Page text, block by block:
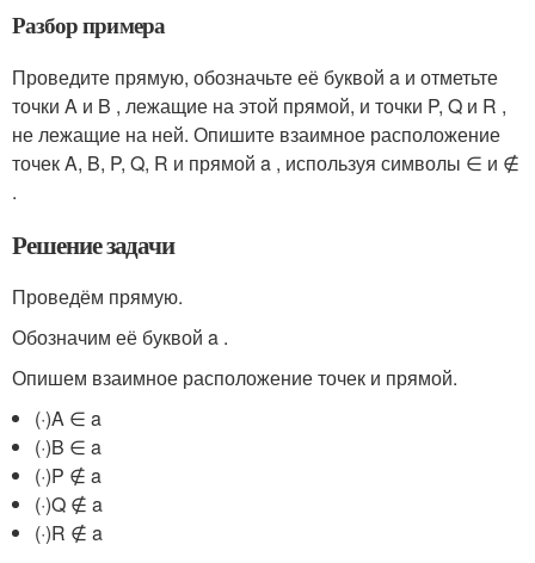
Разбор примера
Проведите прямую, обозначьте её буквой a и отметьте
точки A и B , лежащие на этой прямой, и точки P, Q и R ,
не лежащие на ней. Опишите взаимное расположение
точек A, B, P, Q, R и прямой a , используя символы ∈ и ∉
.
Решение задачи
Проведём прямую.
Обозначим её буквой a .
Опишем взаимное расположение точек и прямой.
(·)A ∈ a
(·)B ∈ a
(·)P ∉ a
(·)Q ∉ a
(·)R ∉ a